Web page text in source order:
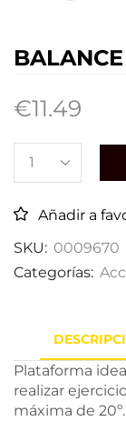
€11.49
Añadir a
SKU: 0009670
Categorías:
Plataforma
realizar
máxima de